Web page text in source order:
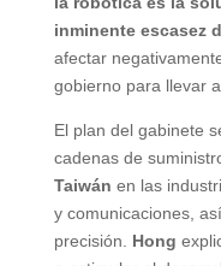
inminente escasez
afectar
gobierno para llevar
El plan del gabinete
cadenas de
Taiwán en las
y comunicaciones,
precisión. Hong